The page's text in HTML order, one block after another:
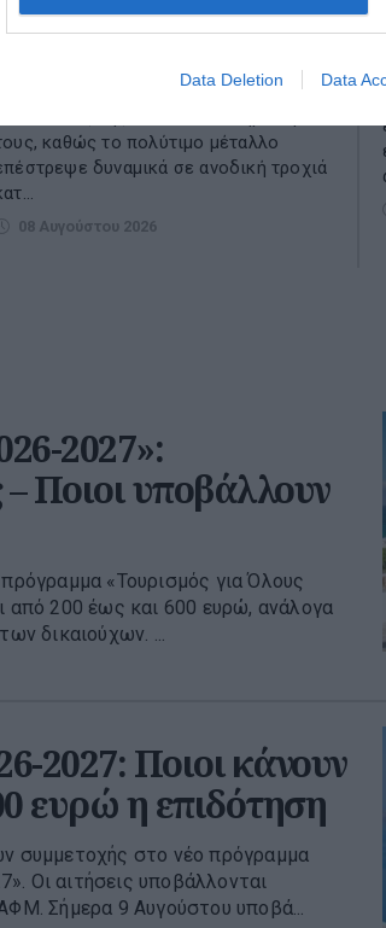
Data Deletion Data
4 παράγοντες της ανόδου
Ισχυρές προϋποθέσεις για περαιτέρω
άνοδο της τιμής του χρυσού «βλέπουν»
καθώς το πολύτιμο μέταλλο
δυναμικά σε ανοδική τροχιά
08 Αυγούστου 2026
2027»:
– Ποιοι υποβάλλουν
«Τουρισμός για Όλους
από 200 έως και 600 ευρώ, ανάλογα
δικαιούχων. ...
2027: Ποιοι κάνουν
ευρώ η επιδότηση
συμμετοχής στο νέο πρόγραμμα
Οι αιτήσεις υποβάλλονται
Σήμερα 9 Αυγούστου υποβά...